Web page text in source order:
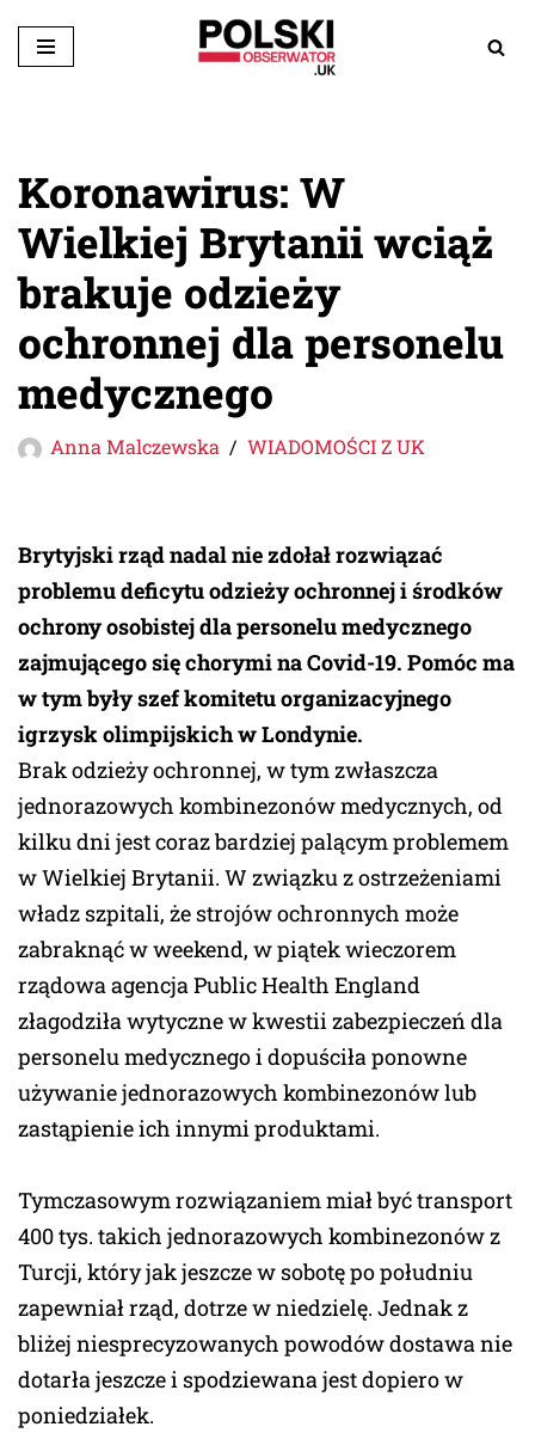
Przejdź
Koronawirus: W
Wielkiej Brytanii wciąż
brakuje odzieży
ochronnej dla personelu
medycznego
Anna Malczewska WIADOMOŚCI Z UK
Brytyjski rząd nadal nie zdołał rozwiązać
problemu deficytu odzieży ochronnej i środków
ochrony osobistej dla personelu medycznego
zajmującego się chorymi na Covid-19. Pomóc ma
w tym były szef komitetu organizacyjnego
igrzysk olimpijskich w Londynie.
Brak odzieży ochronnej, w tym zwłaszcza
jednorazowych kombinezonów medycznych, od
kilku dni jest coraz bardziej palącym problemem
w Wielkiej Brytanii. W związku z ostrzeżeniami
władz szpitali, że strojów ochronnych może
zabraknąć w weekend, w piątek wieczorem
rządowa agencja Public Health England
złagodziła wytyczne w kwestii zabezpieczeń dla
personelu medycznego i dopuściła ponowne
używanie jednorazowych kombinezonów lub
zastąpienie ich innymi produktami.
Tymczasowym rozwiązaniem miał być transport
400 tys. takich jednorazowych kombinezonów z
Turcji, który jak jeszcze w sobotę po południu
zapewniał rząd, dotrze w niedzielę. Jednak z
bliżej niesprecyzowanych powodów dostawa nie
dotarła jeszcze i spodziewana jest dopiero w
poniedziałek.